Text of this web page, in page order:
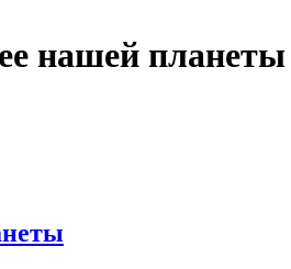
нашей планеты